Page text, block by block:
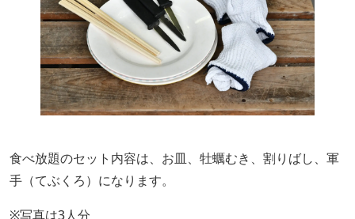
食べ放題のセット内容は、お皿、牡蠣むき、割りばし、軍
手（てぶくろ）になります。
※写真は3人分